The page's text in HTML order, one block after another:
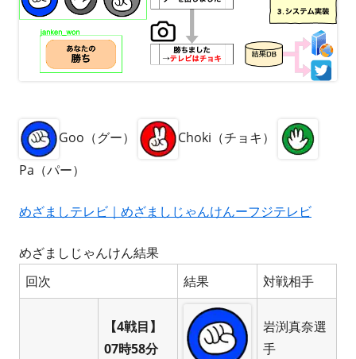
Goo（グー）
Choki（チョキ）
Pa（パー）
めざましテレビ｜めざましじゃんけんーフジテレビ
めざましじゃんけん結果
回次
結果 対戦相手
【4戦目】
07時58分
岩渕真奈選
手